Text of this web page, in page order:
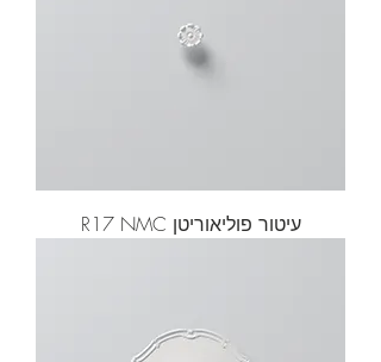
עיטור פוליאוריטן R17 NMC